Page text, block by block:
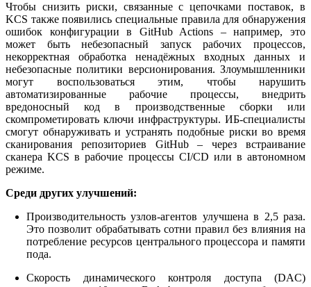
Чтобы снизить риски, связанные с цепочками поставок, в
KCS также появились специальные правила для обнаружения
ошибок конфигурации в GitHub Actions – например, это
может быть небезопасный запуск рабочих процессов,
некорректная обработка ненадёжных входных данных и
небезопасные политики версионирования. Злоумышленники
могут воспользоваться этим, чтобы нарушить
автоматизированные рабочие процессы, внедрить
вредоносный код в производственные сборки или
скомпрометировать ключи инфраструктуры. ИБ-специалисты
смогут обнаруживать и устранять подобные риски во время
сканирования репозиториев GitHub – через встраивание
сканера KCS в рабочие процессы CI/CD или в автономном
режиме.
Среди других улучшений:
Производительность узлов-агентов улучшена в 2,5 раза.
Это позволит обрабатывать сотни правил без влияния на
потребление ресурсов центрального процессора и памяти
пода.
Скорость динамического контроля доступа (DAC)